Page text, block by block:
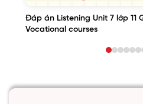
Đáp án Listening Unit 7 lớp 11
Vocational courses